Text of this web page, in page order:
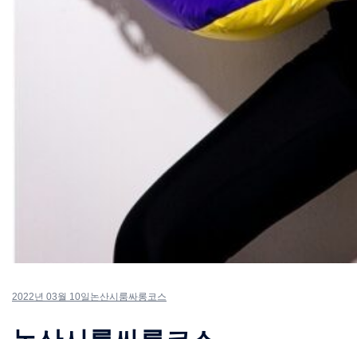
2022년 03월 10일 논산시룸싸롱코스